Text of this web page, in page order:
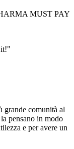
MUST PAY
it!"
grande comunità al
pensano in modo
e per avere un